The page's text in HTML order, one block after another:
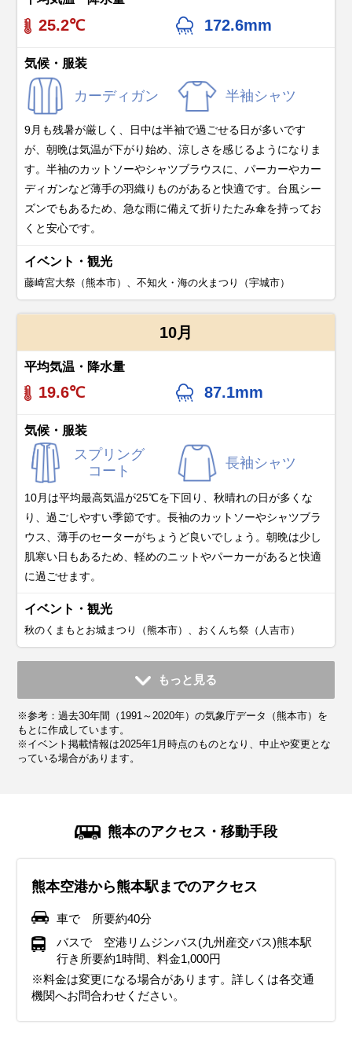
25.2℃ 172.6mm
気候・服装
カーディガン 半袖シャツ
9月も残暑が厳しく、日中は半袖で過ごせる日が多いです
が、朝晩は気温が下がり始め、涼しさを感じるようになりま
す。半袖のカットソーやシャツブラウスに、パーカーやカー
ディガンなど薄手の羽織りものがあると快適です。台風シー
ズンでもあるため、急な雨に備えて折りたたみ傘を持ってお
くと安心です。
イベント・観光
藤崎宮大祭（熊本市）、不知火・海の火まつり（宇城市）
10月
平均気温・降水量
19.6℃ 87.1mm
気候・服装
スプリング
コート
長袖シャツ
10月は平均最高気温が25℃を下回り、秋晴れの日が多くな
り、過ごしやすい季節です。長袖のカットソーやシャツブラ
ウス、薄手のセーターがちょうど良いでしょう。朝晩は少し
肌寒い日もあるため、軽めのニットやパーカーがあると快適
に過ごせます。
イベント・観光
秋のくまもとお城まつり（熊本市）、おくんち祭（人吉市）
11月
平均気温・降水量
13.5℃ 84.4mm
気候・服装
11月下旬になると朝晩は冷え込みが厳しくなり、防寒対策が
薄手のコートを準備しておくと安心です。ストールや手袋な
どの防寒アイテムも活用すると良いでしょう。
イベント・観光
妙見宮大祭（八代市）、台湾祭 in KUMAMOTO（熊本市）
12月
平均気温・降水量
8.0℃ 61.2mm
気候・服装
12月は冬の寒さが本格化し、熊本市では平均気温が9℃前後
必要になり、インナーはヒートテックなどの保温素材を選ぶ
のがおすすめです。夜間のイルミネーションなどを楽しむ場
合は、手袋やマフラーなどの防寒アイテムを活用すると快適
です。
イベント・観光
CHRISMAS MARKET KUMAMOTO（熊本市）、天草サンタフェ
スティバル（天草市）
1月
平均気温・降水量
6.0℃ 57.2mm
気候・服装
熊本県の1月は、日本の南側に位置するにもかかわらず、意
す。阿蘇地方ではさらに冷え込み、最低気温は氷点下3～5℃
に達することもあります。厚手のコートやダウンジャケット
は必須で、インナーにはヒートテックなどの保温性の高い素
材を選びましょう。手袋やマフラー、帽子などの防寒アイテ
ムも活用すると快適に過ごせます。
イベント・観光
熊本城迎春行事 （熊本市）、的ばかい （長洲町）
2月
平均気温・降水量
7.4℃ 83.2mm
気候・服装
2月も引き続き冬の寒さが続きます。熊本市では最低気温が
あります。厚手のコートやダウンジャケット、セーターな
ど、真冬の服装でしっかりと防寒しましょう。特に朝晩の冷
え込みに備え、マフラーや手袋などの小物も忘れずに。
イベント・観光
植木市（熊本市）、熊本城マラソン（熊本市）、人吉梅まつり
（人吉）
3月
平均気温・降水量
10.9℃ 124.8mm
気候・服装
熊本の春の訪れは比較的早いですが、日によって寒暖差が大
トや薄手のニット、長袖のカットソーなどで、重ね着をして
調整しやすい服装が理想的です。阿蘇などの山間部ではまだ
寒さが残るため、厚手の服装を選ぶのがおすすめです。
イベント・観光
粟島神社大祭（宇土市）、阿蘇の火振り神事（阿蘇市）
4月
平均気温・降水量
15.8℃ 144.9mm
気候・服装
4月は気候が穏やかになり、日中は過ごしやすくなります。
手の羽織りものがあると安心です。長袖のカットソーやブラ
ウス、薄手のジャケットやカーディガンが適しています。
イベント・観光
清正公まつり（熊本市）、ハイヤ祭（牛深市）
5月
平均気温・降水量
20.5℃ 160.9mm
気候・服装
5月は気温がぐっと上がり、日中は半袖でも快適に過ごせる
とがあるため、軽めの羽織りものを持参すると良いでしょ
う。半袖のカットソーやブラウスに、薄手のカーディガンや
シャツを羽織るのがおすすめです。
イベント・観光
阿蘇の山開き（阿蘇市）、春バラ観賞会（荒尾・玉名）、杖立温
泉鯉のぼり祭り（杖立温泉）
6月
平均気温・降水量
23.7℃ 448.5mm
気候・服装
6月は梅雨の時期に入り、降水量が最も多くなります。湿度
薄手のシャツやブラウス、軽めのパンツを選びましょう。強
い雨が降ることも多いため、レインジャケットや折りたたみ
傘は必ず持参し、防水加工された靴やレインシューズがある
と便利です。
イベント・観光
犬子ひょうたん（山鹿市）、碧水ホタルの里ホタルツアー（阿蘇
市）
7月
平均気温・降水量
27.5℃ 386.8mm
気候・服装
7月は本格的な夏の暑さに突入し、湿度が高く蒸し暑い日が
でも日中は暑さを感じます。半袖Tシャツや通気性の良いシ
ャツを選び、帽子やサングラスで紫外線対策を徹底しましょ
う。日差しが強いため、日焼け止めをこまめに塗るのがおす
すめです。屋外での観光が多い場合は、吸湿速乾素材の服
や、水分補給を意識すると快適に過ごせます。
イベント・観光
頓写会（熊本市）、高森湧水トンネル公園納涼七夕まつり（高森
もっと見る
※参考：過去30年間（1991～2020年）の気象庁データ（熊本市）を
もとに作成しています。
※イベント掲載情報は2025年1月時点のものとなり、中止や変更とな
っている場合があります。
熊本のアクセス・移動手段
熊本空港から熊本駅までのアクセス
車で 所要約40分
バスで 空港リムジンバス(九州産交バス)熊本駅
行き所要約1時間、料金1,000円
※料金は変更になる場合があります。詳しくは各交通
機関へお問合わせください。